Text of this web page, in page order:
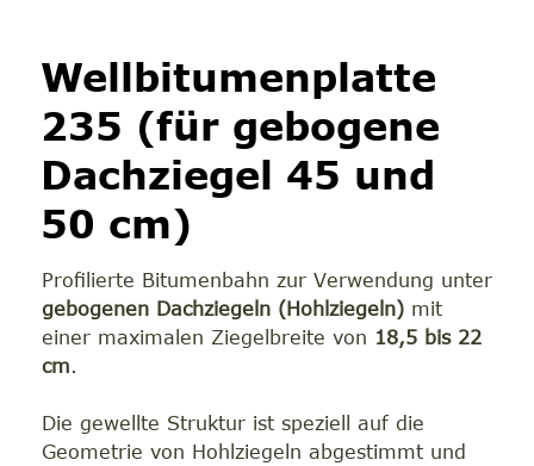
Wellbitumenplatte
235 (für gebogene
Dachziegel 45 und
50 cm)
Profilierte Bitumenbahn zur Verwendung unter
gebogenen Dachziegeln (Hohlziegeln)mit
einer maximalen Ziegelbreite von 18,5 bis 22
cm
Die gewellte Struktur ist speziell auf die
Geometrie von Hohlziegeln abgestimmt und